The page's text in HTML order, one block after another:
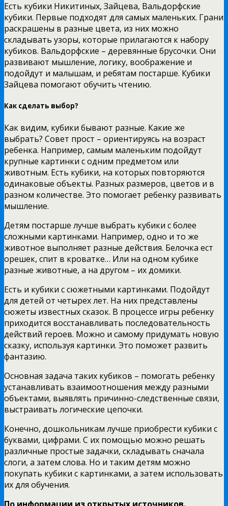
Есть кубики Никитиных, Зайцева, Вальдорфские
кубики. Первые подходят для самых маленьких. Грани
раскрашены в разные цвета, из них можно
складывать узоры, которые прилагаются к набору
кубиков. Вальдорфские – деревянные брусочки. Они
развивают мышление, логику, воображение и
подойдут и малышам, и ребятам постарше. Кубики
Зайцева помогают обучить чтению.
Как сделать выбор?
Как видим, кубики бывают разные. Какие же
выбрать? Совет прост – ориентируясь на возраст
ребенка. Например, самым маленьким подойдут
крупные картинки с одним предметом или
животным. Есть кубики, на которых повторяются
одинаковые объекты. Разных размеров, цветов и в
разном количестве. Это помогает ребенку развивать
мышление.
Детям постарше лучше выбрать кубики с более
сложными картинками. Например, одно и то же
животное выполняет разные действия. Белочка ест
орешек, спит в кроватке… Или на одном кубике
разные животные, а на другом – их домики.
Есть и кубики с сюжетными картинками. Подойдут
для детей от четырех лет. На них представлены
сюжеты известных сказок. В процессе игры ребенку
приходится восстанавливать последовательность
действий героев. Можно и самому придумать новую
сказку, используя картинки. Это поможет развить
фантазию.
Основная задача таких кубиков – помогать ребенку
устанавливать взаимоотношения между разными
объектами, выявлять причинно-следственные связи,
выстраивать логические цепочки.
Конечно, дошкольникам лучше приобрести кубики с
буквами, цифрами. С их помощью можно решать
различные простые задачки, складывать сначала
слоги, а затем слова. Но и таким детям можно
покупать кубики с картинками, а затем использовать
их для обучения.
По информации из открытых источников.